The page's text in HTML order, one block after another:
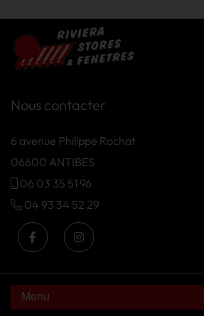
Nous contacter
6 avenue Philippe Rochat
06600 ANTIBES
06 03 35 51 96
04 93 34 52 29
Menu